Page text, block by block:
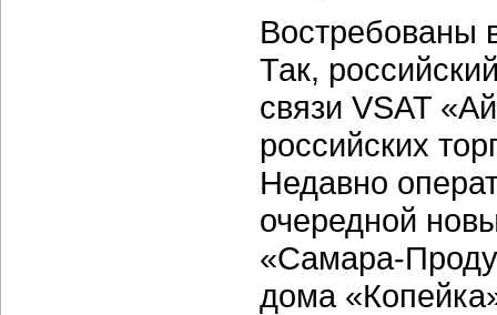
Востребованы
Так,
связи VSAT
российских
Недавно
очередной
«Самара-
дома